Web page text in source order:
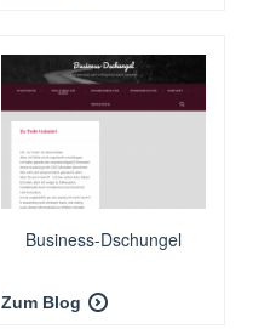
Business-Dschungel
Zum Blog